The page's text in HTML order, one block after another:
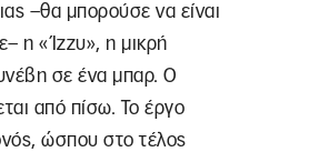
–θα μπορούσε να είναι
η «Ίζζυ», η μικρή
σε ένα μπαρ. Ο
από πίσω. Το έργο
ώσπου στο τέλος